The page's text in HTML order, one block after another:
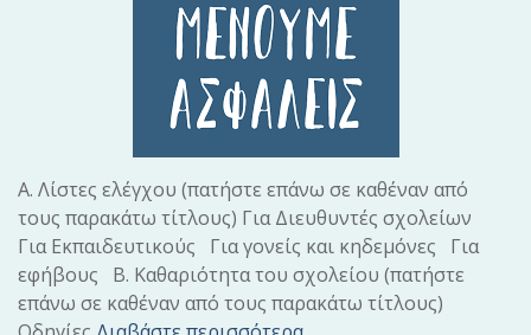
Α. Λίστες ελέγχου (πατήστε επάνω σε καθέναν από
τους παρακάτω τίτλους) Για Διευθυντές σχολείων
Για Εκπαιδευτικούς Για γονείς και κηδεμόνες Για
εφήβους Β. Καθαριότητα του σχολείου (πατήστε
επάνω σε καθέναν από τους παρακάτω τίτλους)